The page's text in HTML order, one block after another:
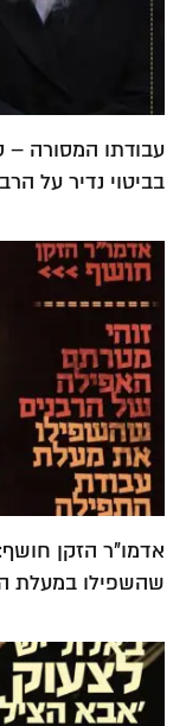
עבודתו המסורה –
בביטוי נדיר על
אדמו"ר הזקן
שהשפילו במעלת